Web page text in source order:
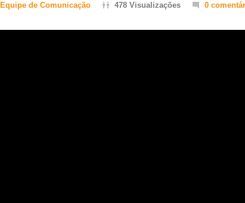
Equipe de Comunicação 478 Visualizações 0